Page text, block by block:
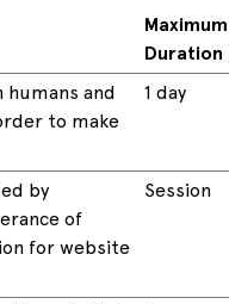
Duration
humans and
to make
1 day
by
of
for website
Session